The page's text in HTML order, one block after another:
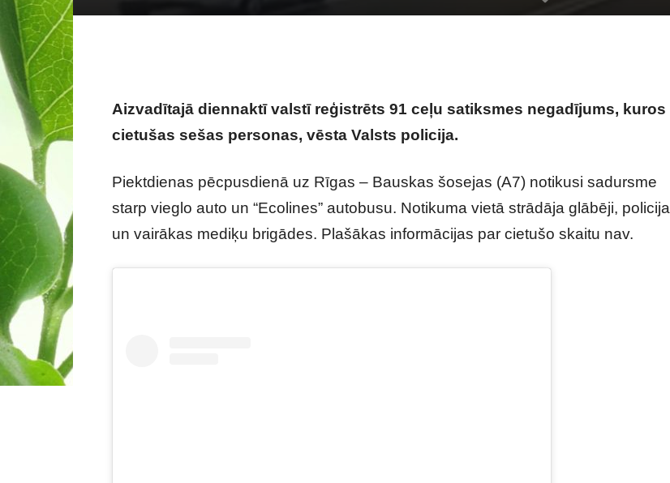
Aizvadītajā diennaktī valstī reģistrēts 91 ceļu satiksmes negadījums, kuros
cietušas sešas personas, vēsta Valsts policija.
Piektdienas pēcpusdienā uz Rīgas – Bauskas šosejas (A7) notikusi sadursme
starp vieglo auto un “Ecolines” autobusu. Notikuma vietā strādāja glābēji, policija
un vairākas mediķu brigādes. Plašākas informācijas par cietušo skaitu nav.